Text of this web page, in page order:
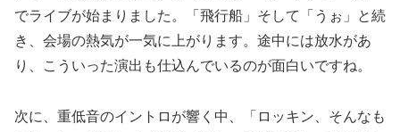
でライブが始まりました。「飛行船」そして「うぉ」と続
き、会場の熱気が一気に上がります。途中には放水があ
り、こういった演出も仕込んでいるのが面白いですね。
次に、重低音のイントロが響く中、「ロッキン、そんなも